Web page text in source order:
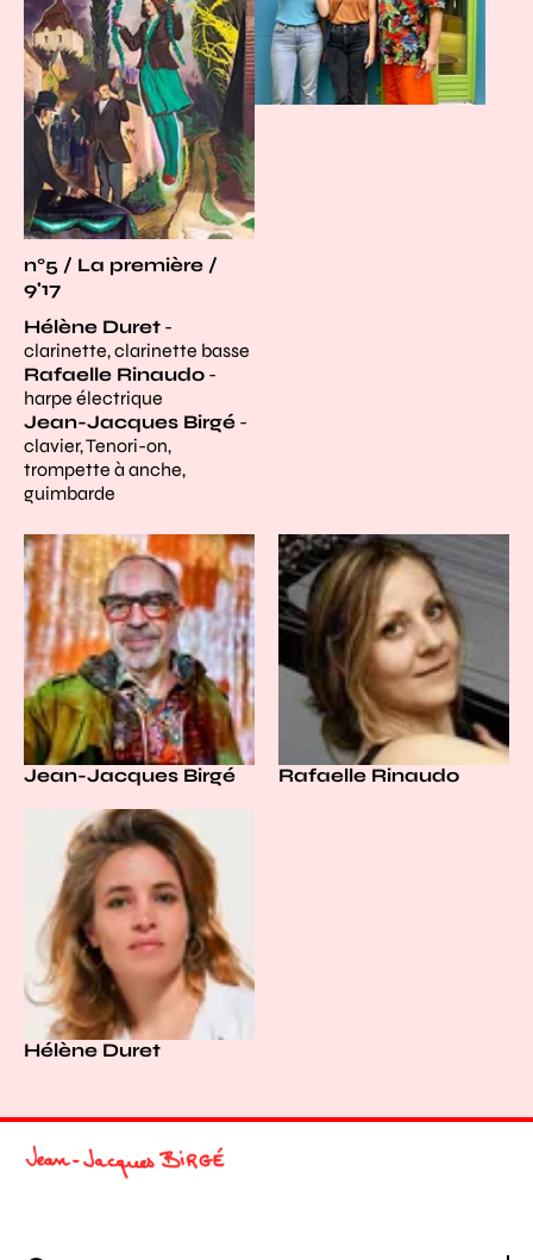
n°5 / La première /
9'17
Hélène Duret -
clarinette, clarinette basse
Rafaelle Rinaudo -
harpe électrique
Jean-Jacques Birgé -
clavier, Tenori-on,
trompette à anche,
guimbarde
Jean-Jacques Birgé Rafaelle Rinaudo
Hélène Duret